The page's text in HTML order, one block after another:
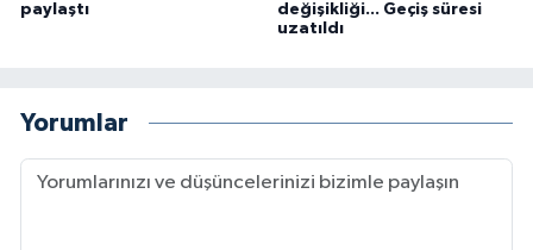
paylaştı
değişikliği... Geçiş süresi
uzatıldı
Yorumlar